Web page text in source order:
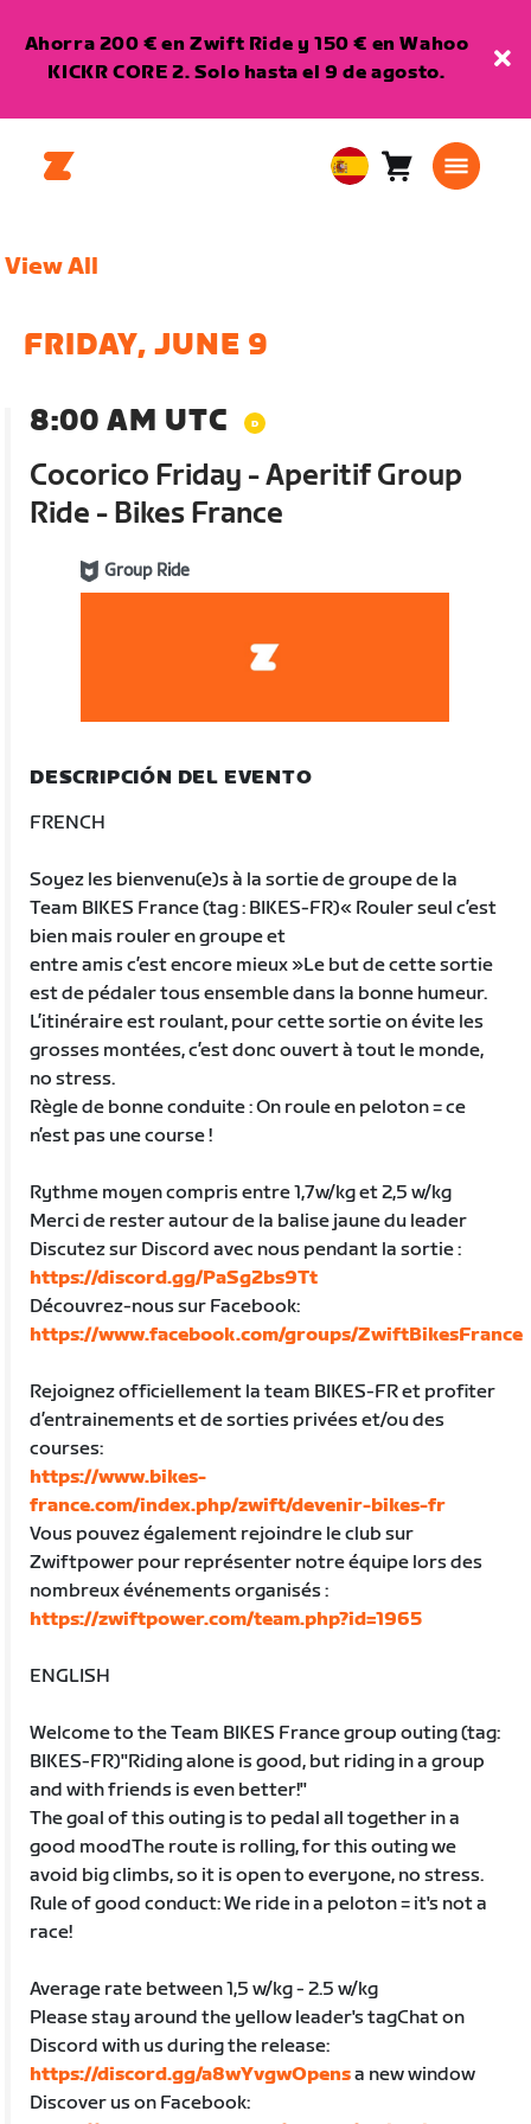
Ahorra 200 € en Zwift Ride y 150 € en Wahoo
KICKR CORE 2. Solo hasta el 9 de agosto.
EuropeanCarro0
View All
FRIDAY, JUNE 9
8:00 AM UTC
Cocorico Friday - Aperitif Group
Ride - Bikes France
Group Ride
DESCRIPCIÓN DEL EVENTO
FRENCH
Soyez les bienvenu(e)s à la sortie de groupe de la
Team BIKES France (tag : BIKES-FR)« Rouler seul c’est
bien mais rouler en groupe et
entre amis c’est encore mieux »Le but de cette sortie
est de pédaler tous ensemble dans la bonne humeur.
L’itinéraire est roulant, pour cette sortie on évite les
grosses montées, c’est donc ouvert à tout le monde,
no stress.
Règle de bonne conduite : On roule en peloton = ce
n’est pas une course !
Rythme moyen compris entre 1,7w/kg et 2,5 w/kg
Merci de rester autour de la balise jaune du leader
Discutez sur Discord avec nous pendant la sortie :
https://discord.gg/PaSg2bs9Tt
Découvrez-nous sur Facebook:
https://www.facebook.com/groups/ZwiftBikesFrance
Rejoignez officiellement la team BIKES-FR et profiter
d’entrainements et de sorties privées et/ou des
courses:
https://www.bikes-
france.com/index.php/zwift/devenir-bikes-fr
Vous pouvez également rejoindre le club sur
Zwiftpower pour représenter notre équipe lors des
nombreux événements organisés :
https://zwiftpower.com/team.php?id=1965
ENGLISH
Welcome to the Team BIKES France group outing (tag:
BIKES-FR)"Riding alone is good, but riding in a group
and with friends is even better!"
The goal of this outing is to pedal all together in a
good moodThe route is rolling, for this outing we
avoid big climbs, so it is open to everyone, no stress.
Rule of good conduct: We ride in a peloton = it's not a
race!
Average rate between 1,5 w/kg - 2.5 w/kg
Please stay around the yellow leader's tagChat on
Discord with us during the release:
https://discord.gg/a8wYvgwOpensa new window
Discover us on Facebook: